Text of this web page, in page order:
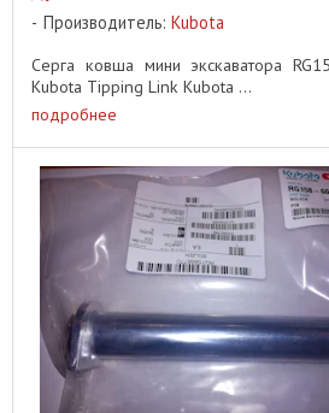
Производитель: Kubota
Серга ковша мини экскаватора
Kubota Tipping Link Kubota ...
подробнее